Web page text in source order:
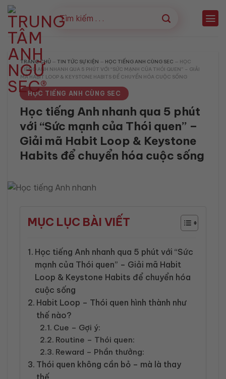
Bỏ
qua
nội
dung
TRANG CHỦ — TIN TỨC SỰ KIỆN — HỌC TIẾNG ANH CÙNG SEC — HỌC
TIẾNG ANH NHANH QUA 5 PHÚT VỚI “SỨC MẠNH CỦA THÓI QUEN” – GIẢI
MÃ HABIT LOOP & KEYSTONE HABITS ĐỂ CHUYỂN HÓA CUỘC SỐNG
HỌC TIẾNG ANH CÙNG SEC
Học tiếng Anh nhanh qua 5 phút
với “Sức mạnh của Thói quen” –
Giải mã Habit Loop & Keystone
Habits để chuyển hóa cuộc sống
MỤC LỤC BÀI VIẾT
Học tiếng Anh nhanh qua 5 phút với “Sức
mạnh của Thói quen” – Giải mã Habit
Loop & Keystone Habits để chuyển hóa
cuộc sống
Habit Loop – Thói quen hình thành như
thế nào?
Cue – Gợi ý:
Routine – Thói quen:
Reward – Phần thưởng:
Thói quen không cần bỏ – mà là thay